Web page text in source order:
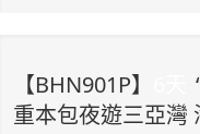
【BHN901P】
重本包夜遊三亞灣